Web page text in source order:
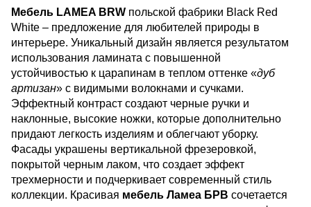
Мебель LAMEA BRW польской фабрики Black Red
White – предложение для любителей природы в
интерьере. Уникальный дизайн является результатом
использования ламината с повышенной
устойчивостью к царапинам в теплом оттенке «дуб
артизан» с видимыми волокнами и сучками.
Эффектный контраст создают черные ручки и
наклонные, высокие ножки, которые дополнительно
придают легкость изделиям и облегчают уборку.
Фасады украшены вертикальной фрезеровкой,
покрытой черным лаком, что создает эффект
трехмерности и подчеркивает современный стиль
коллекции. Красивая мебель Ламеа БРВ сочетается